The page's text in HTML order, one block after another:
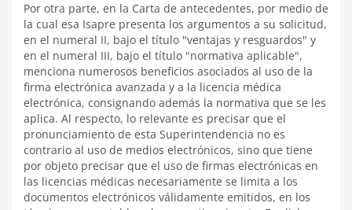
Por otra parte, en la Carta de antecedentes, por medio de
la cual esa Isapre presenta los argumentos a su solicitud,
en el numeral II, bajo el título "ventajas y resguardos" y
en el numeral III, bajo el título "normativa aplicable",
menciona numerosos beneficios asociados al uso de la
firma electrónica avanzada y a la licencia médica
electrónica, consignando además la normativa que se les
aplica. Al respecto, lo relevante es precisar que el
pronunciamiento de esta Superintendencia no es
contrario al uso de medios electrónicos, sino que tiene
por objeto precisar que el uso de firmas electrónicas en
las licencias médicas necesariamente se limita a los
documentos electrónicos válidamente emitidos, en los